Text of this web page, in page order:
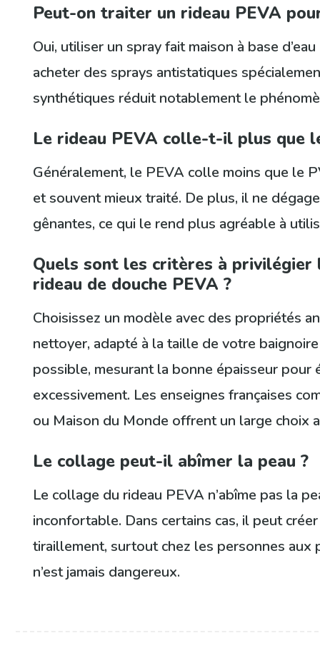
Peut-on traiter un rideau PEVA
Oui, utiliser un spray fait maison à base
acheter des sprays antistatiques
synthétiques réduit notablement le
Le rideau PEVA colle-t-il plus que
Généralement, le PEVA colle moins que le
et souvent mieux traité. De plus, il ne
gênantes, ce qui le rend plus agréable à
Quels sont les critères à privilégier
rideau de douche PEVA ?
Choisissez un modèle avec des propriétés
nettoyer, adapté à la taille de votre
possible, mesurant la bonne épaisseur pour
excessivement. Les enseignes françaises
ou Maison du Monde offrent un large choix
Le collage peut-il abîmer la peau ?
Le collage du rideau PEVA n’abîme pas la
inconfortable. Dans certains cas, il peut
tiraillement, surtout chez les personnes aux
n’est jamais dangereux.